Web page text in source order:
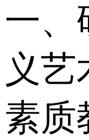
一、
义
素质